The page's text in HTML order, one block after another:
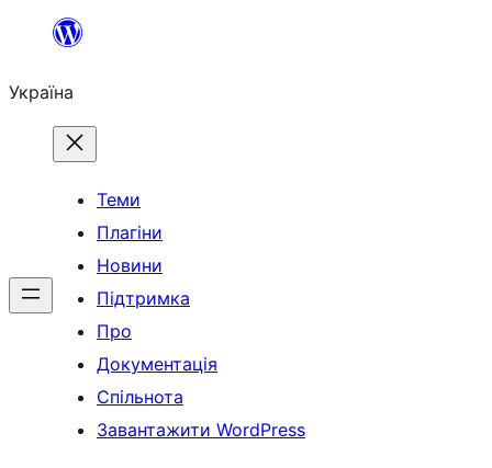
Перейти
вмісту
Україна
Теми
Плагіни
Новини
Підтримка
Про
Документація
Спільнота
Завантажити WordPress